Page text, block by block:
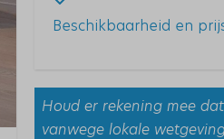
Beschikbaarheid en
Houd er rekening mee
vanwege lokale